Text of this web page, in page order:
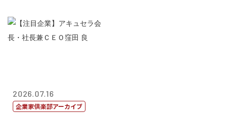
2026.07.16
企業家倶楽部アーカイブ